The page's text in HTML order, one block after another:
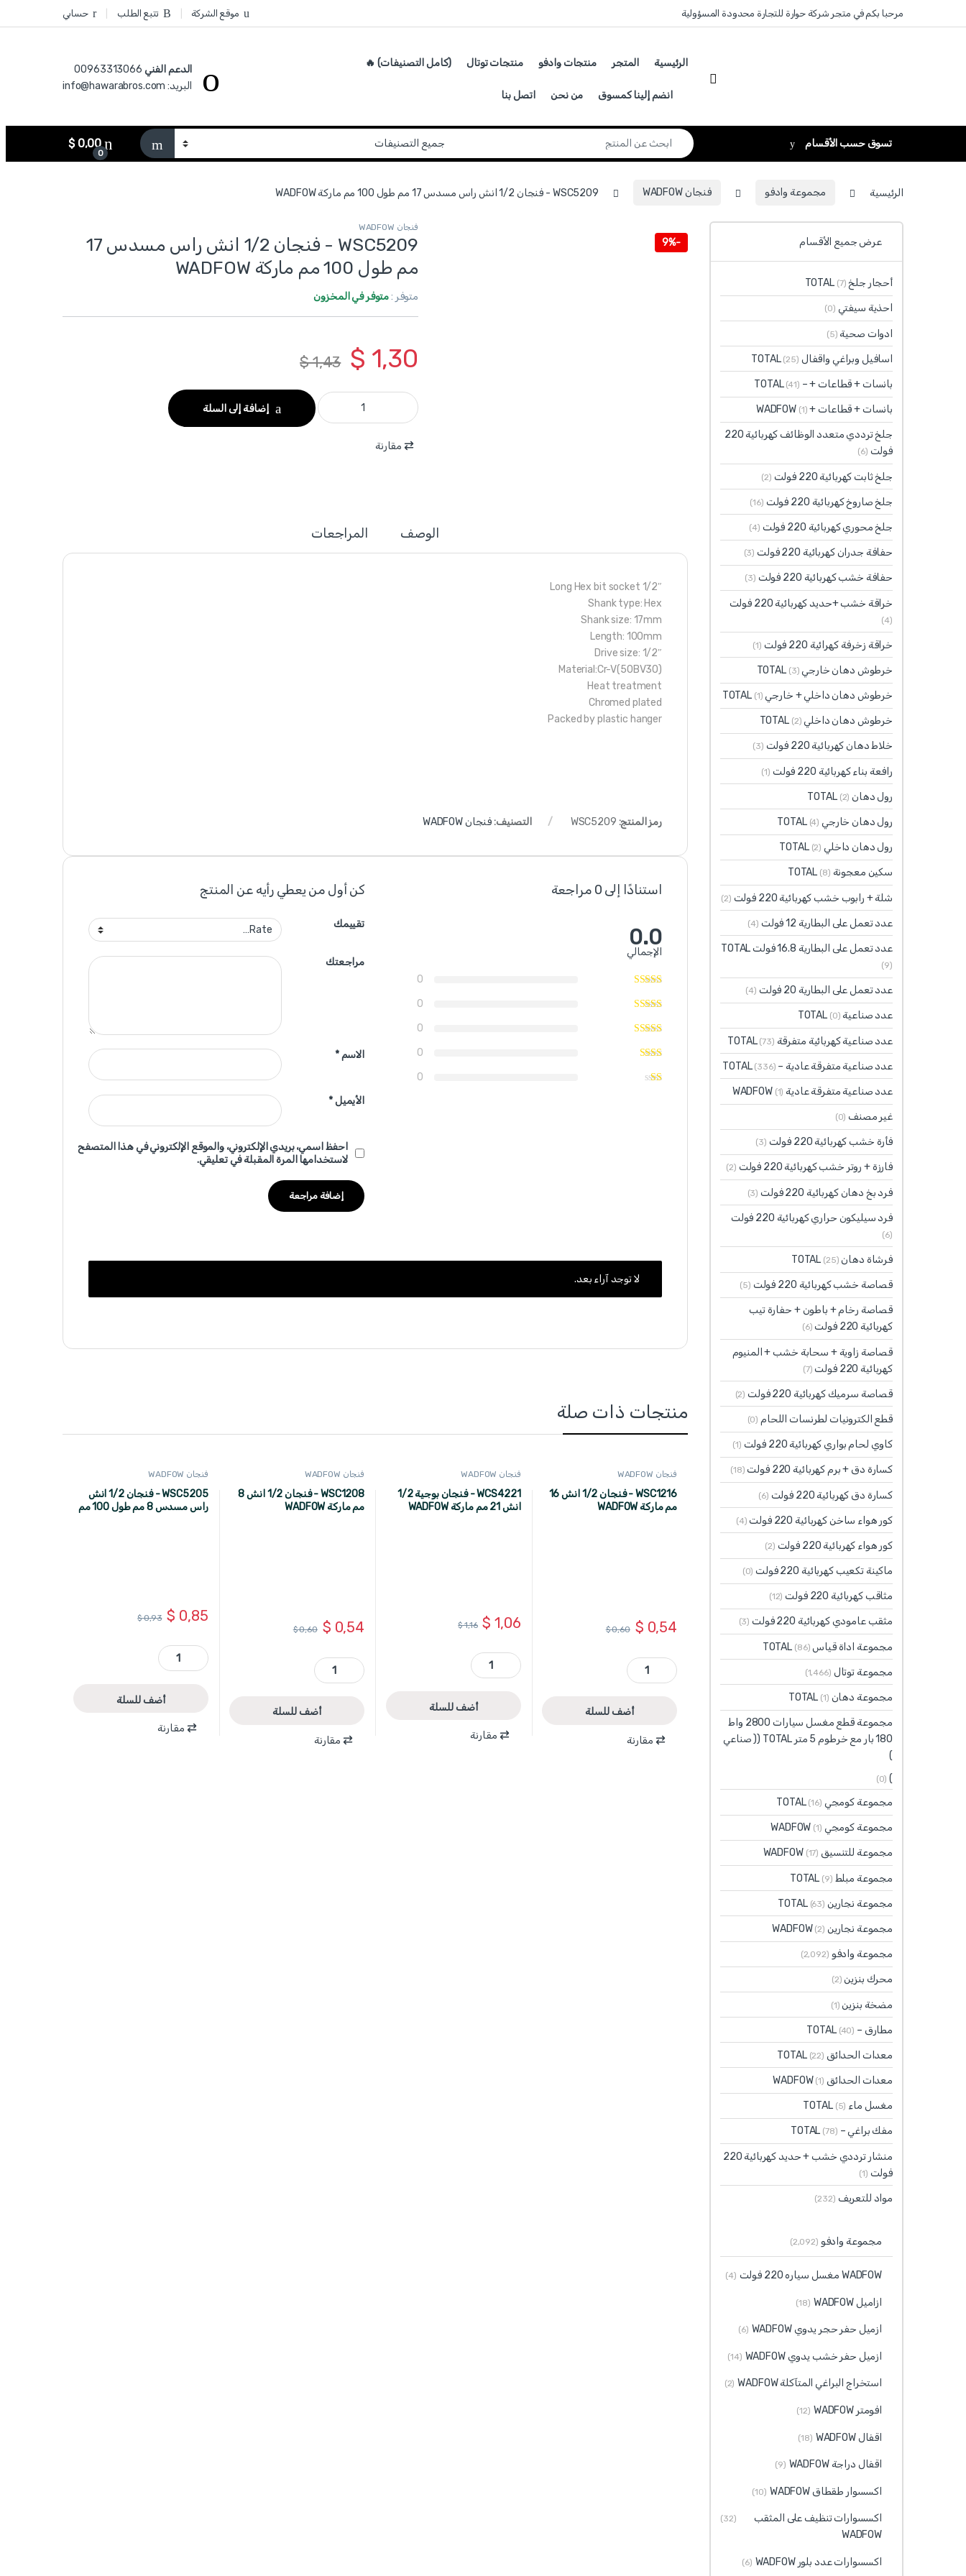
مرحبا بكم في متجر شركة حوارة للتجارة محدودة المسؤولية موقع الشركة تتبع الطلب حسابي
الرئيسية المتجر منتجات وادفو منتجات توتال (كامل التصنيفات) 🔥
انضم إلينا كمسوق من نحن اتصل بنا
الدعم الفني 00963313066‏
البريد: info@hawarabros.com
تسوق حسب الأقسام
Search for:
0
$0,00
الرئيسية مجموعة وادفو فنجان WADFOW WSC5209 - فنجان 1/2 انش راس مسدس 17 مم طول 100 مم ماركة WADFOW
-
9%
فنجان WADFOW
WSC5209 - فنجان 1/2 انش راس مسدس 17
مم طول 100 مم ماركة WADFOW
متوفر :متوفر في المخزون
$ 1,30
$1,43
WSC5209 - فنجان 1/2 انش راس مسدس 17 مم طول 100 مم ماركة WADFOW quantity
إضافة إلى السلة
مقارنة
الوصف المراجعات
1/2″ Long Hex bit socket
Shank type: Hex
Shank size: 17mm
Length: 100mm
Drive size: 1/2″
Material:Cr-V(50BV30)
Heat treatment
Chromed plated
Packed by plastic hanger
رمز المنتج: WSC5209 التصنيف:فنجان WADFOW
استنادًا إلى 0 مراجعة
0.0
الإجمالي
0
0
0
0
0
كن أول من يعطي رأيه عن المنتج
تقييمك
مراجعتك
الاسم*
الأيميل*
احفظ اسمي، بريدي الإلكتروني، والموقع الإلكتروني في هذا المتصفح
لاستخدامها المرة المقبلة في تعليقي.
لا توجد آراء بعد.
منتجات ذات صلة
فنجان WADFOW
WSC1216 - فنجان 1/2 انش 16
مم ماركة WADFOW
$ 0,54
$0,60
WSC1216 - فنجان 1/2 انش 16 مم ماركة WADFOW quantity
أضف للسلة
مقارنة
فنجان WADFOW
WCS4221 - فنجان بوجية 1/2
انش 21 مم ماركة WADFOW
$ 1,06
$1,16
WCS4221 - فنجان بوجية 1/2 انش 21 مم ماركة WADFOW quantity
أضف للسلة
مقارنة
فنجان WADFOW
WSC1208 - فنجان 1/2 انش 8
مم ماركة WADFOW
$ 0,54
$0,60
WSC1208 - فنجان 1/2 انش 8 مم ماركة WADFOW quantity
أضف للسلة
مقارنة
فنجان WADFOW
WSC5205 - فنجان 1/2 انش
راس مسدس 8 مم طول 100 مم
$ 0,85
$0,93
WSC5205 - فنجان 1/2 انش راس مسدس 8 مم طول 100 مم ماركة WADFOW quantity
أضف للسلة
مقارنة
عرض جميع الأقسام
أحجار جلخ TOTAL (7)
احذية سيفتي (0)
ادوات صحية (5)
اسافيل وبراغي واقفال TOTAL (25)
بانسات + قطاعات + – TOTAL (41)
بانسات + قطاعات + WADFOW (1)
جلخ ترددي متعدد الوظائف كهربائية 220
فولت (6)
جلخ ثابت كهربائية 220 فولت (2)
جلخ صاروخ كهربائية 220 فولت (16)
جلخ محوري كهربائية 220 فولت (4)
حفافة جدران كهربائية 220 فولت (3)
حفافة خشب كهربائية 220 فولت (3)
خراقة خشب +حديد كهربائية 220 فولت
(4)
خراقة زخرفة كهرائية 220 فولت (1)
خرطوش دهان خارجي TOTAL (3)
خرطوش دهان داخلي + خارجي TOTAL (1)
خرطوش دهان داخلي TOTAL (2)
خلاط دهان كهربائية 220 فولت (3)
رافعة بناء كهربائية 220 فولت (1)
رول دهان TOTAL (2)
رول دهان خارجي TOTAL (4)
رول دهان داخلي TOTAL (2)
سكين معجونة TOTAL (8)
شلة + رابوب خشب كهربائية 220 فولت (2)
عدد تعمل على البطارية 12 فولت (4)
عدد تعمل على البطارية 16.8 فولت TOTAL
(9)
عدد تعمل على البطارية 20 فولت (4)
عدد صناعية TOTAL (0)
عدد صناعية كهربائية متفرقة TOTAL (73)
عدد صناعية متفرقة عادية – TOTAL (336)
عدد صناعية متفرقة عادية WADFOW (1)
غير مصنف (0)
فأرة خشب كهربائية 220 فولت (3)
فارزة + روتر خشب كهربائية 220 فولت (2)
فرد بخ دهان كهربائية 220 فولت (3)
فرد سيليكون حراري كهربائية 220 فولت
(6)
فرشاة دهان TOTAL (25)
قصاصة خشب كهربائية 220 فولت (5)
قصاصة رخام + باطون + حفارة تيب
كهربائية 220 فولت
(6)
قصاصة زاوية + سحابة خشب + المنيوم
كهربائية 220 فولت
(7)
قصاصة سرميك كهربائية 220 فولت (2)
قطع الكترونيات لطرنسات اللحام (0)
كاوي لحام بواري كهربائية 220 فولت (1)
كسارة دق + برم كهربائية 220 فولت (18)
كسارة دق كهربائية 220 فولت (6)
كور هواء ساخن كهربائية 220 فولت (4)
كور هواء كهربائية 220 فولت (2)
ماكينة تكعيب كهربائية 220 فولت (0)
مثاقب كهربائية 220 فولت (12)
مثقب عامودي كهربائية 220 فولت (3)
مجموعة اداة قياس TOTAL (86)
مجموعة توتال (1٬466)
مجموعة دهان TOTAL (1)
مجموعة قطع مغسل سيارات 2800 واط
180 بار مع خرطوم 5 متر TOTAL (( صناعي
)
)
(0)
مجموعة كومجي TOTAL (16)
مجموعة كومجي WADFOW (1)
مجموعة للتنسيق WADFOW (17)
مجموعة مبلط TOTAL (9)
مجموعة نجارين TOTAL (63)
مجموعة نجارين WADFOW (2)
مجموعة وادفو (2٬092)
محرك بنزين (2)
مضخة بنزين (1)
مطارق – TOTAL (40)
معدات الحدائق TOTAL (22)
معدات الحدائق WADFOW (1)
مغسل ماء TOTAL (5)
مفك براغي – TOTAL (78)
منشار ترددي خشب + حديد كهربائية 220
فولت (1)
مواد للتعريف (232)
مجموعة وادفو (2٬092)
WADFOW مغسل سياره 220 فولت (4)
ازاميل WADFOW (18)
ازميل حفر حجر يدوي WADFOW (6)
ازميل حفر خشب يدوي WADFOW (14)
استخراج البراغي المتآكلة WADFOW (2)
افومتر WADFOW (12)
اقفال WADFOW (18)
اقفال دراجة WADFOW (9)
اكسسوار طقطاق WADFOW (10)
اكسسوارات تنظيف على المثقب
WADFOW
(32)
اكسسوارات عدد بلور WADFOW (6)